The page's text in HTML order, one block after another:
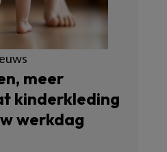
meer
kinderkleding
werkdag